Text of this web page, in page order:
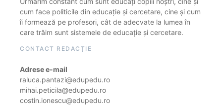
cum face politicile din educație și cercetare, cine și cum
îi formează pe profesori, cât de adecvate la lumea în
care trăim sunt sistemele de educație și cercetare.
CONTACT REDACȚIE
Adrese e-mail
raluca.pantazi@edupedu.ro
mihai.peticila@edupedu.ro
costin.ionescu@edupedu.ro